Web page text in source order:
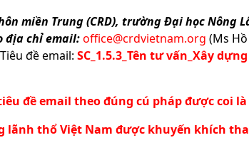
miền Trung (CRD), trường Đại học Nông
địa chỉ email:office@crdvietnam.org (Ms
đề email: SC_1.5.3_Tên tư vấn_Xây
đề email theo đúng cú pháp được coi
lãnh thổ Việt Nam được khuyến khích